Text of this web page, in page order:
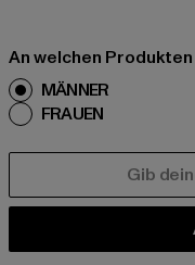
An welchen
MÄNNER
FRAUEN